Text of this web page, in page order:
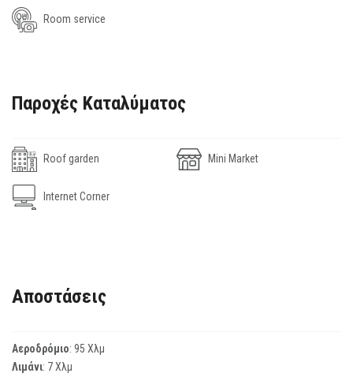
Room service
Παροχές Καταλύματος
Roof garden Mini Market
Internet Corner
Αποστάσεις
Αεροδρόμιο: 95 Χλμ
Λιμάνι: 7 Χλμ